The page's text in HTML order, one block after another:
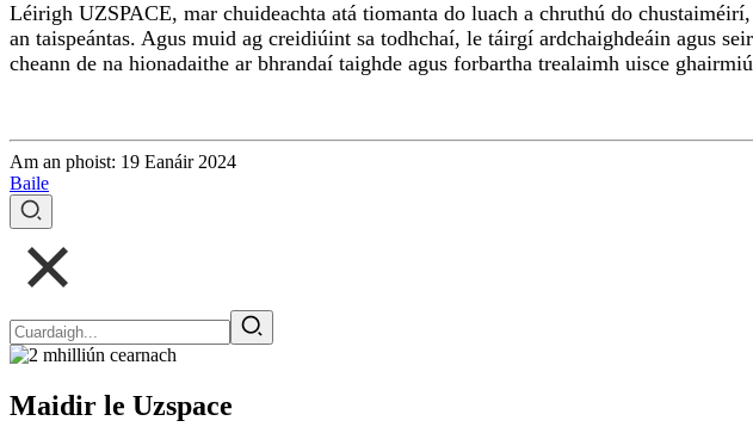
Léirigh UZSPACE, mar chuideachta atá tiomanta do luach a chruthú do
an taispeántas. Agus muid ag creidiúint sa todhchaí, le táirgí ardchaighdeáin agus
cheann de na hionadaithe ar bhrandaí taighde agus forbartha trealaimh uisce
Am an phoist: 19 Eanáir 2024
Baile
Maidir le Uzspace